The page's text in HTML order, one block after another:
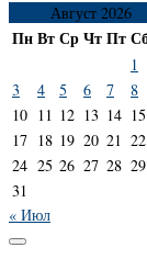
Август 2026
ПнВтСрЧтПт
1
3
4 5 6 7 8
10 11 12 13 14 15
17 18 19 20 21 22
24 25 26 27 28 29
31
« Июл